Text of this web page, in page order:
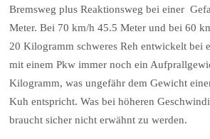
Bremsweg plus Reaktionsweg bei einer
Meter. Bei 70 km/h 45.5 Meter und bei 60
20 Kilogramm schweres Reh entwickelt bei
mit einem Pkw immer noch ein
Kilogramm, was ungefähr dem Gewicht
Kuh entspricht. Was bei höheren
braucht sicher nicht erwähnt zu werden.